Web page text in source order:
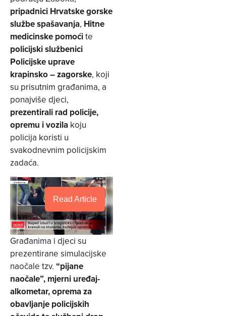
pripadnici Hrvatske gorske
službe spašavanja, Hitne
medicinske pomoćite
policijski službenici
Policijske uprave
krapinsko – zagorske, koji
su prisutnim građanima, a
ponajviše djeci,
prezentirali rad policije,
opremu i vozila koju
policija koristi u
svakodnevnim policijskim
zadaća.
Read Article
Građanima i djeci su
prezentirane simulacijske
naočale tzv. “pijane
naočale”, mjerni uređaj-
alkometar, oprema za
obavljanje policijskih